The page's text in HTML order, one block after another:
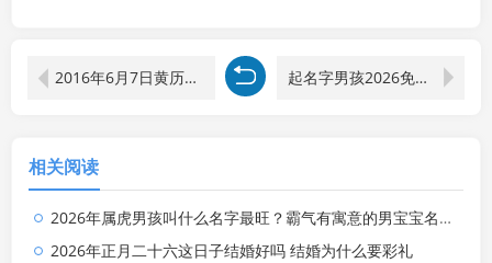
2016年6月7日黄历查询 农历多少 是什么日子 结婚吉时 起名字男孩2026免费姓陈 姓陈取名字大全男孩名字2026
相关阅读
2026年属虎男孩叫什么名字最旺？霸气有寓意的男宝宝名字清单
2026年正月二十六这日子结婚好吗 结婚为什么要彩礼